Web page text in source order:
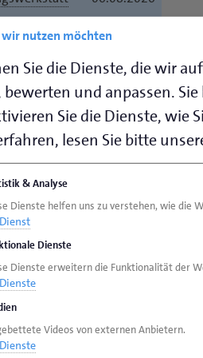
in der
19.08.2026
innen
bzw. ein Angebot
aufgeteilt
(Fachlose)
nutzen möchten
Sie die Dienste, die wir
und anpassen.
Sie die Dienste, wie
lesen Sie bitte
& Analyse
Dienste helfen uns zu verstehen, wie die
Dienst
Dienste
Dienste erweitern die Funktionalität der
Dienste
Videos von externen Anbietern.
Dienste